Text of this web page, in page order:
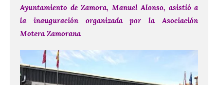
Ayuntamiento de Zamora, Manuel Alonso, asistió a
la inauguración organizada por la Asociación
Motera Zamorana